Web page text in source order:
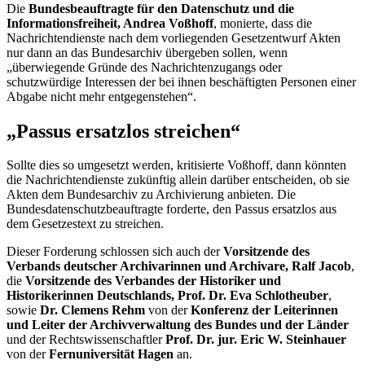
Die Bundesbeauftragte für den Datenschutz und die
Informationsfreiheit, Andrea Voßhoff, monierte, dass die
Nachrichtendienste nach dem vorliegenden Gesetzentwurf Akten
nur dann an das Bundesarchiv übergeben sollen, wenn
„überwiegende Gründe des Nachrichtenzugangs oder
schutzwürdige Interessen der bei ihnen beschäftigten Personen einer
Abgabe nicht mehr entgegenstehen“.
„Passus ersatzlos streichen“
Sollte dies so umgesetzt werden, kritisierte Voßhoff, dann könnten
die Nachrichtendienste zukünftig allein darüber entscheiden, ob sie
Akten dem Bundesarchiv zu Archivierung anbieten. Die
Bundesdatenschutzbeauftragte forderte, den Passus ersatzlos aus
dem Gesetzestext zu streichen.
Dieser Forderung schlossen sich auch derVorsitzende des
Verbands deutscher Archivarinnen und Archivare, Ralf Jacob,
die Vorsitzende des Verbandes der Historiker und
Historikerinnen Deutschlands, Prof. Dr. Eva Schlotheuber,
sowie Dr. Clemens Rehm von derKonferenz der Leiterinnen
und Leiter der Archivverwaltung des Bundes und der Länder
und der RechtswissenschaftlerProf. Dr. jur. Eric W. Steinhauer
von derFernuniversität Hagen an.